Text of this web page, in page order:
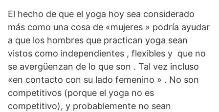
El hecho de que el yoga hoy sea considerado
más como una cosa de «mujeres » podría ayudar
a que los hombres que practican yoga sean
vistos como independientes , flexibles y que no
se avergüenzan de lo que son . Tal vez incluso
«en contacto con su lado femenino » . No son
competitivos (porque el yoga no es
competitivo), y probablemente no sean